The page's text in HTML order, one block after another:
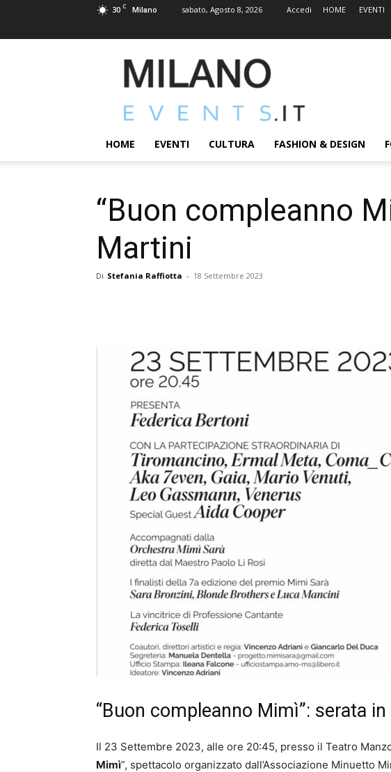
30 C Milano sabato, Agosto 8, 2026 Accedi HOME EVENTI
MILANOEVENTS.IT
|
2.0
ed
Eventi
HOME EVENTI CULTURA FASHION & DESIGN
“Buon compleanno
Martini
Di Stefania Raffiotta - 18 Settembre 2023
“Buon compleanno Mimì”: serata
Il 23 Settembre 2023, alle ore 20:45, presso il Teatro
Mimì”, spettacolo organizzato dall’Associazione Minuetto